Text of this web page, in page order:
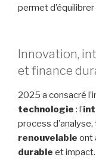
permet
Innovation,
et finance
2025 a consacré
technologie : l’
process
renouvelable ont
durable et impact.